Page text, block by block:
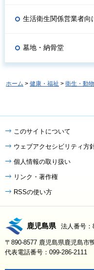
生活衛生関係営業者向
墓地・納骨堂
ホーム > 健康・福祉 > 衛生・動
このサイトについて
ウェブアクセシビリティ方
個人情報の取り扱い
リンク・著作権
RSSの使い方
鹿児島県 法人番号：
〒890-8577 鹿児島県鹿児島市
代表電話番号：099-286-2111